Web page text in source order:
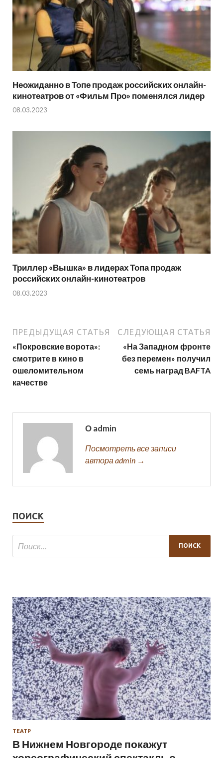
Неожиданно в Топе продаж российских онлайн-
кинотеатров от «Фильм Про» поменялся лидер
08.03.2023
Триллер «Вышка» в лидерах Топа продаж
российских онлайн-кинотеатров
08.03.2023
ПРЕДЫДУЩАЯ СТАТЬЯ
«Покровские ворота»:
смотрите в кино в
ошеломительном
качестве
СЛЕДУЮЩАЯ СТАТЬЯ
«На Западном фронте
без перемен» получил
семь наград BAFTA
О admin
Посмотреть все записи
автора admin →
ПОИСК
ТЕАТР
В Нижнем Новгороде покажут